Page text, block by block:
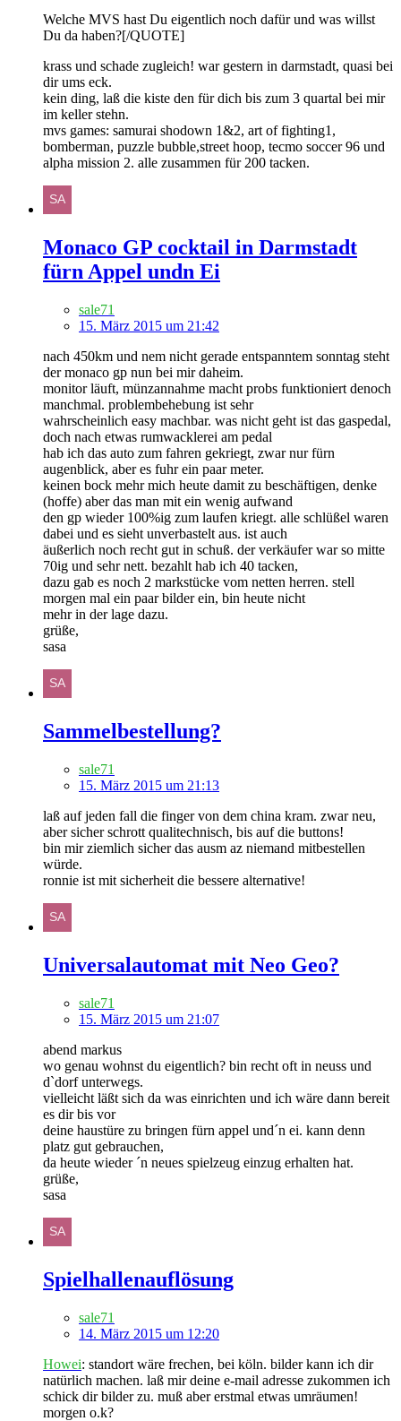
Welche MVS hast Du eigentlich noch dafür und was willst
Du da haben?[/QUOTE]
krass und schade zugleich! war gestern in darmstadt, quasi bei
dir ums eck.
kein ding, laß die kiste den für dich bis zum 3 quartal bei mir
im keller stehn.
mvs games: samurai shodown 1&2, art of fighting1,
bomberman, puzzle bubble,street hoop, tecmo soccer 96 und
alpha mission 2. alle zusammen für 200 tacken.
Monaco GP cocktail in Darmstadt
fürn Appel undn Ei
sale71
15. März 2015 um 21:42
nach 450km und nem nicht gerade entspanntem sonntag steht
der monaco gp nun bei mir daheim.
monitor läuft, münzannahme macht probs funktioniert denoch
manchmal. problembehebung ist sehr
wahrscheinlich easy machbar. was nicht geht ist das gaspedal,
doch nach etwas rumwacklerei am pedal
hab ich das auto zum fahren gekriegt, zwar nur fürn
augenblick, aber es fuhr ein paar meter.
keinen bock mehr mich heute damit zu beschäftigen, denke
(hoffe) aber das man mit ein wenig aufwand
den gp wieder 100%ig zum laufen kriegt. alle schlüßel waren
dabei und es sieht unverbastelt aus. ist auch
äußerlich noch recht gut in schuß. der verkäufer war so mitte
70ig und sehr nett. bezahlt hab ich 40 tacken,
dazu gab es noch 2 markstücke vom netten herren. stell
morgen mal ein paar bilder ein, bin heute nicht
mehr in der lage dazu.
grüße,
sasa
Sammelbestellung?
sale71
15. März 2015 um 21:13
laß auf jeden fall die finger von dem china kram. zwar neu,
aber sicher schrott qualitechnisch, bis auf die buttons!
bin mir ziemlich sicher das ausm az niemand mitbestellen
würde.
ronnie ist mit sicherheit die bessere alternative!
Universalautomat mit Neo Geo?
sale71
15. März 2015 um 21:07
abend markus
wo genau wohnst du eigentlich? bin recht oft in neuss und
d`dorf unterwegs.
vielleicht läßt sich da was einrichten und ich wäre dann bereit
es dir bis vor
deine haustüre zu bringen fürn appel und´n ei. kann denn
platz gut gebrauchen,
da heute wieder ´n neues spielzeug einzug erhalten hat.
grüße,
sasa
Spielhallenauflösung
sale71
14. März 2015 um 12:20
Howei: standort wäre frechen, bei köln. bilder kann ich dir
natürlich machen. laß mir deine e-mail adresse zukommen ich
schick dir bilder zu. muß aber erstmal etwas umräumen!
morgen o.k?